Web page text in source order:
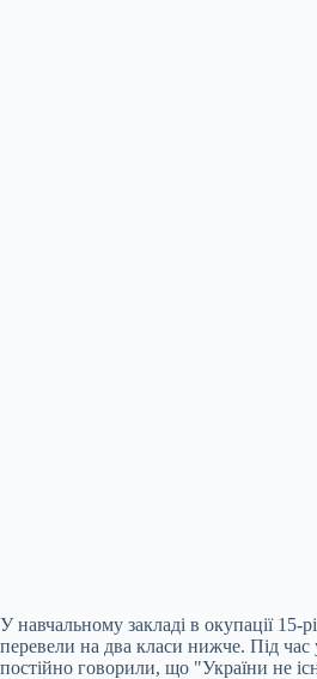
У навчальному закладі в окупації 15-
перевели на два класи нижче. Під час
постійно говорили, що "України не